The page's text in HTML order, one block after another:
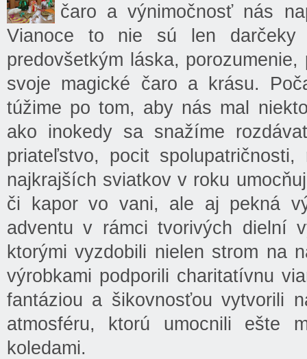
čaro a výnimočnosť nás
Vianoce to nie sú len
predovšetkým láska,
svoje magické čaro a krásu.
túžime po tom, aby nás mal
ako inokedy sa snažíme
priateľstvo, pocit
najkrajších sviatkov v roku
či kapor vo vani, ale aj pekná
adventu v rámci tvorivých dielní
ktorými vyzdobili nielen strom na
výrobkami podporili charitatívnu
fantáziou a šikovnosťou vytvorili
atmosféru, ktorú umocnili ešte
koledami.